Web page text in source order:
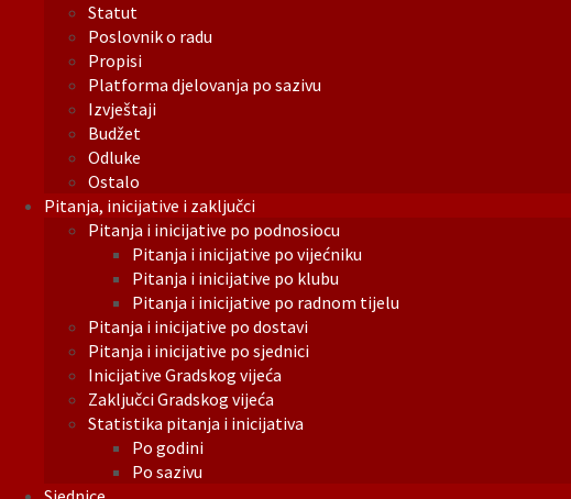
Statut
Poslovnik o radu
Propisi
Platforma djelovanja po sazivu
Izvještaji
Budžet
Odluke
Ostalo
Pitanja, inicijative i zaključci
Pitanja i inicijative po podnosiocu
Pitanja i inicijative po vijećniku
Pitanja i inicijative po klubu
Pitanja i inicijative po radnom tijelu
Pitanja i inicijative po dostavi
Pitanja i inicijative po sjednici
Inicijative Gradskog vijeća
Zaključci Gradskog vijeća
Statistika pitanja i inicijativa
Po godini
Po sazivu